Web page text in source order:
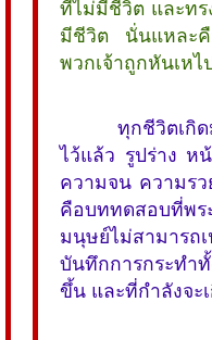
ที่ไม่มีชีวิต และท
มีชีวิต นั่นแหละคื
พวกเจ้าถูกหันเหไ
ทุกชีวิตเกิด
ไว้แล้ว รูปร่าง ห
ความจน ความร
คือบททดสอบที่พร
มนุษย์ไม่สามาร
บันทึกการกระทำ
ขึ้น และที่กำลังจะ